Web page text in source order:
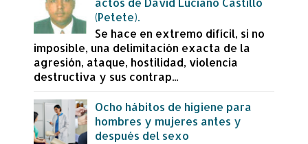
(Petete).
Se hace en extremo difícil, si no
imposible, una delimitación exacta de la
agresión, ataque, hostilidad, violencia
destructiva y sus contrap...
Ocho hábitos de higiene para
hombres y mujeres antes y
después del sexo